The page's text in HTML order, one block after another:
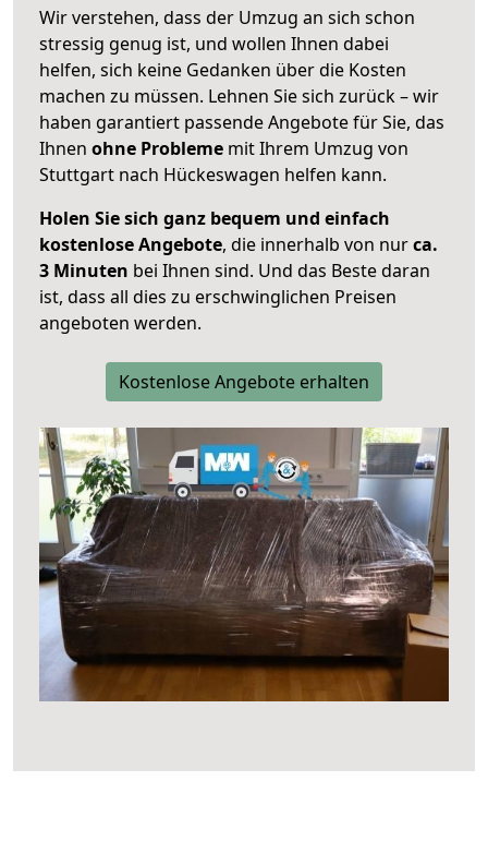
Wir verstehen, dass der Umzug an sich schon
stressig genug ist, und wollen Ihnen dabei
helfen, sich keine Gedanken über die Kosten
machen zu müssen. Lehnen Sie sich zurück – wir
haben garantiert passende Angebote für Sie, das
Ihnen ohne Probleme mit Ihrem Umzug von
Stuttgart nach Hückeswagen helfen kann.
Holen Sie sich ganz bequem und einfach
kostenlose Angebote, die innerhalb von nurca.
3 Minuten bei Ihnen sind. Und das Beste daran
ist, dass all dies zu erschwinglichen Preisen
angeboten werden.
Kostenlose Angebote erhalten